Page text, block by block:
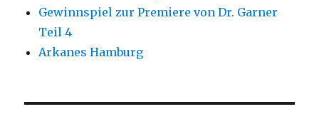
Gewinnspiel zur Premiere von Dr. Garner
Teil 4
Arkanes Hamburg